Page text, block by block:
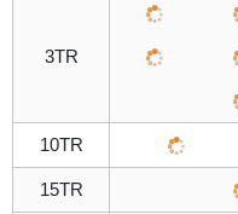
3TR
10TR
15TR